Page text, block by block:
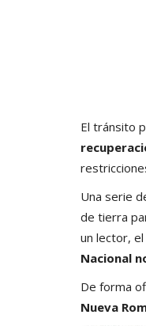
El tránsito
Una serie
de tierra
un lector,
Nacional
De forma
Nueva